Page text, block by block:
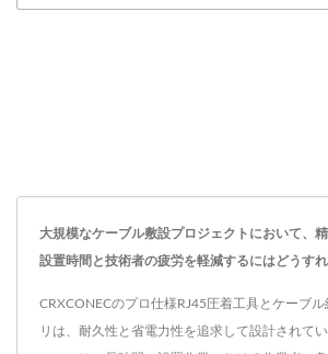
大規模なケーブル敷設プロジェクトにおいて、精
設置時間と技術者の疲労を軽減するにはどうす
CRXCONECのプロ仕様RJ45圧着工具とケーブ
リは、耐久性と省電力性を追求して設計されて